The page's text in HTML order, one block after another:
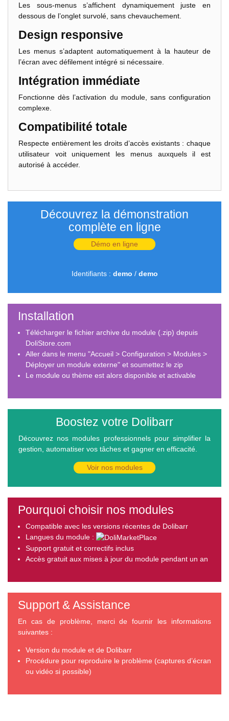
Les sous-menus s’affichent dynamiquement juste en
dessous de l’onglet survolé, sans chevauchement.
Design responsive
Les menus s’adaptent automatiquement à la hauteur de
l’écran avec défilement intégré si nécessaire.
Intégration immédiate
Fonctionne dès l’activation du module, sans configuration
complexe.
Compatibilité totale
Respecte entièrement les droits d’accès existants : chaque
utilisateur voit uniquement les menus auxquels il est
autorisé à accéder.
Découvrez la démonstration
complète en ligne
Démo en ligne
Identifiants : demo / demo
Installation
Télécharger le fichier archive du module (.zip) depuis
DoliStore.com
Aller dans le menu "Accueil > Configuration > Modules >
Déployer un module externe" et soumettez le zip
Le module ou thème est alors disponible et activable
Boostez votre Dolibarr
Découvrez nos modules professionnels pour simplifier la
gestion, automatiser vos tâches et gagner en efficacité.
Voir nos modules
Pourquoi choisir nos modules
Compatible avec les versions récentes de Dolibarr
Langues du module :
Support gratuit et correctifs inclus
Accès gratuit aux mises à jour du module pendant un an
Support & Assistance
En cas de problème, merci de fournir les informations
suivantes :
Version du module et de Dolibarr
Procédure pour reproduire le problème (captures d’écran
ou vidéo si possible)